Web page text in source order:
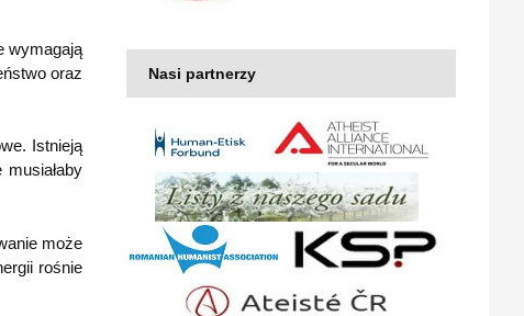
wymagają
oraz
Istnieją
może
rośnie
Nasi partnerzy